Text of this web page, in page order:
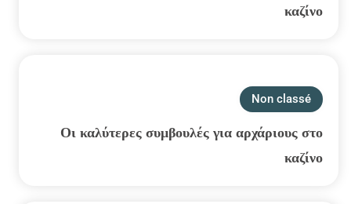
καζίνο
Non classé
Οι καλύτερες συμβουλές για αρχάριους στο
καζίνο